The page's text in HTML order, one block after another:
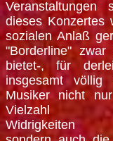
dieses Konzertes
sozialen Anlaß
"Borderline" zwar
bietet-, für
insgesamt
Musiker nicht
Vielzahl
Widrigkeiten